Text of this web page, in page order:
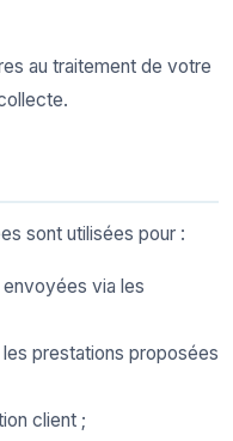
au traitement de votre
sont utilisées pour :
via les
prestations proposées
client ;